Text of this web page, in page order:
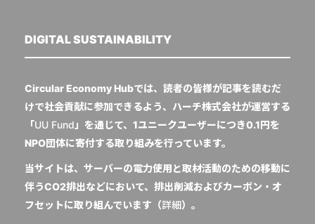
DIGITAL SUSTAINABILITY
Circular Economy Hubでは、読者の皆様が記事を読むだ
けで社会貢献に参加できるよう、ハーチ株式会社が運営する
「UU Fund 」を通じて、1ユニークユーザーにつき0.1円を
NPO団体に寄付する取り組みを行っています。
当サイトは、サーバーの電力使用と取材活動のための移動に
伴うCO2排出などにおいて、排出削減およびカーボン・オ
フセットに取り組んでいます（詳細）。